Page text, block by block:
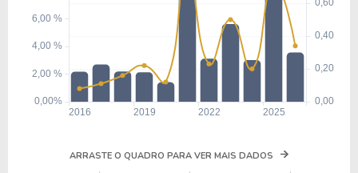
ARRASTE O QUADRO PARA VER MAIS DADOS